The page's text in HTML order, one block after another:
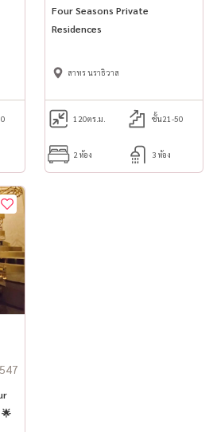
Four Seasons Private
Residences
สาทร นราธิวาส
120ตร.ม. ชั้น21-50
2 ห้อง 3 ห้อง
547